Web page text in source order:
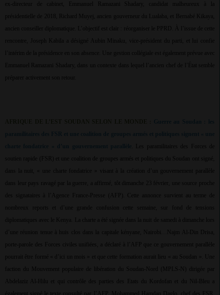
ex-directeur de cabinet, Emmanuel Ramazani Shadary, candidat malheureux à la
présidentielle de 2018, Richard Muyej, ancien gouverneur du Lualaba, et Bernabé Kikaya,
ancien conseiller diplomatique. L’objectif est clair : réorganiser le PPRD. À l’issue de cette
rencontre, Joseph Kabila a désigné Aubin Minaku, vice-président du parti, et lui confie
l’intérim de la présidence en son absence. Une gestion collégiale est également prévue avec
Emmanuel Ramazani Shadary, dans un contexte dans lequel l’ancien chef de l’État semble
préparer activement son retour.
. Les paramilitaires des Forces de
soutien rapide (FSR) et une coalition de groupes armés et politiques du Soudan ont signé,
dans la nuit, « une charte fondatrice » visant à la création d’un gouvernement parallèle
dans leur pays ravagé par la guerre, a affirmé, tôt dimanche 23 février, une source proche
des signataires à l’Agence France-Presse (AFP). Cette annonce survient au terme de
nombreux reports et d’une grande confusion cette semaine, sur fond de tensions
diplomatiques avec le Kenya. La charte a été signée dans la nuit de samedi à dimanche lors
d’une réunion tenue à huis clos dans la capitale kényane, Nairobi…Najm Al-Din Drisa,
porte-parole des Forces civiles unifiées, a déclaré à l’AFP que ce gouvernement parallèle
pourrait être formé « d’ici un mois » et que cette formation aurait lieu « au Soudan ». Une
faction du Mouvement populaire de libération du Soudan-Nord (MPLS-N) dirigée par
Abdelaziz Al-Hilu et qui contrôle des parties des Etats du Kordofan et du Nil-Bleu a
également signé le texte consulté par l’AFP. Mohammed Hamdan Daglo, chef des FSR,